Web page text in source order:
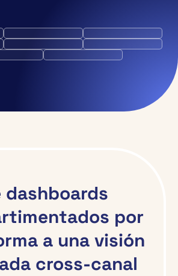
dashboards
por
a una visión
cross-canal